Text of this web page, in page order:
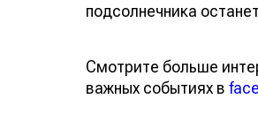
подсолнечника
Смотрите больше
важных событиях в